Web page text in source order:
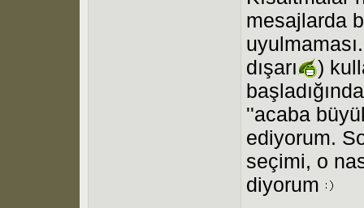
mesajlarda
dışarı
)
''acaba
ediyorum.
seçimi, o
diyorum